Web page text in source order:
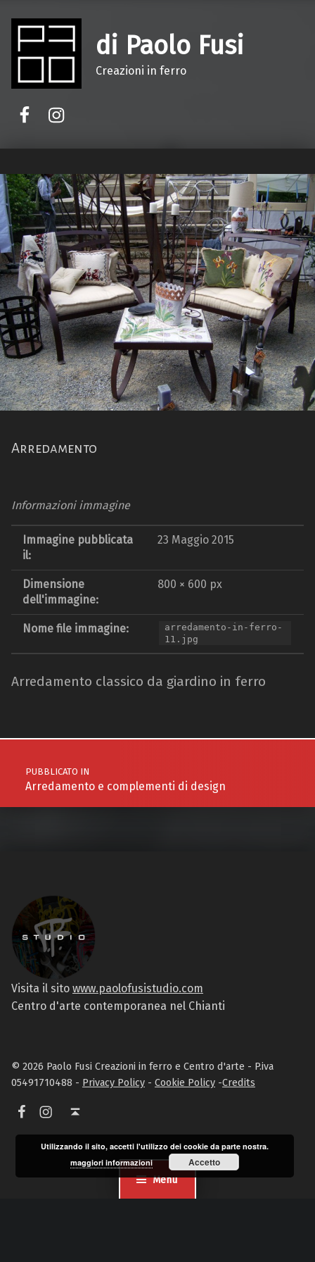
Menu
di Paolo Fusi
Creazioni in ferro
Arredamento
Informazioni immagine
Immagine pubblicata
il:
23 Maggio 2015
Dimensione
dell'immagine:
800 × 600 px
Nome file immagine:
arredamento-in-ferro-
11.jpg
Arredamento classico da giardino in ferro
Navigazione articoli
PUBBLICATO IN
Arredamento e complementi di design
Visita il sito www.paolofusistudio.com
Centro d'arte contemporanea nel Chianti
© 2026 Paolo Fusi Creazioni in ferro e Centro d'arte - P.iva
05491710488 - Privacy Policy - Cookie Policy -Credits
Utilizzando il sito, accetti l'utilizzo dei cookie da parte nostra.
maggiori informazioni
Accetto